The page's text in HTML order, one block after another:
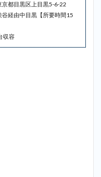
京都目黒区上目黒5-6-22
谷経由中目黒【所要時間15
収容